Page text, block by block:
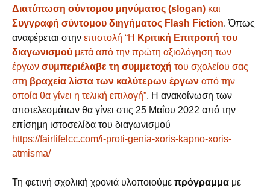
Διατύπωση σύντομου μηνύματος (slogan) και
Συγγραφή σύντομου διηγήματος Flash Fiction. Όπως
αναφέρεται στην επιστολή “Η Κριτική Επιτροπή του
διαγωνισμού μετά από την πρώτη αξιολόγηση των
έργων συμπεριέλαβε τη συμμετοχή του σχολείου σας
στη βραχεία λίστα των καλύτερων έργων από την
οποία θα γίνει η τελική επιλογή”. Η ανακοίνωση των
αποτελεσμάτων θα γίνει στις 25 Μαΐου 2022 από την
επίσημη ιστοσελίδα του διαγωνισμού
https://fairlifelcc.com/i-proti-genia-xoris-kapno-xoris-
atmisma/
Τη φετινή σχολική χρονιά υλοποιούμε πρόγραμμα με